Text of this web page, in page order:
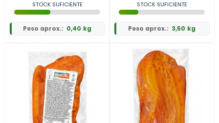
STOCK SUFICIENTE
Peso aprox.: 0,40 kg
STOCK SUFICIENTE
Peso aprox.: 3,50 kg